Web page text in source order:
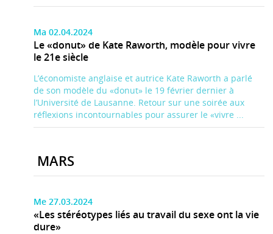
Ma 02.04.2024
Le «donut» de Kate Raworth, modèle pour vivre
le 21e siècle
L’économiste anglaise et autrice Kate Raworth a parlé
de son modèle du «donut» le 19 février dernier à
l’Université de Lausanne. Retour sur une soirée aux
réflexions incontournables pour assurer le «vivre ...
MARS
Me 27.03.2024
«Les stéréotypes liés au travail du sexe ont la vie
dure»